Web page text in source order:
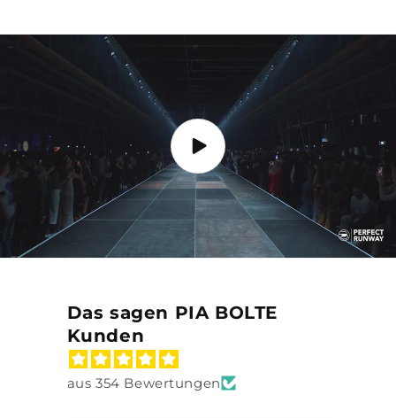
Das sagen PIA BOLTE
Kunden
aus 354 Bewertungen